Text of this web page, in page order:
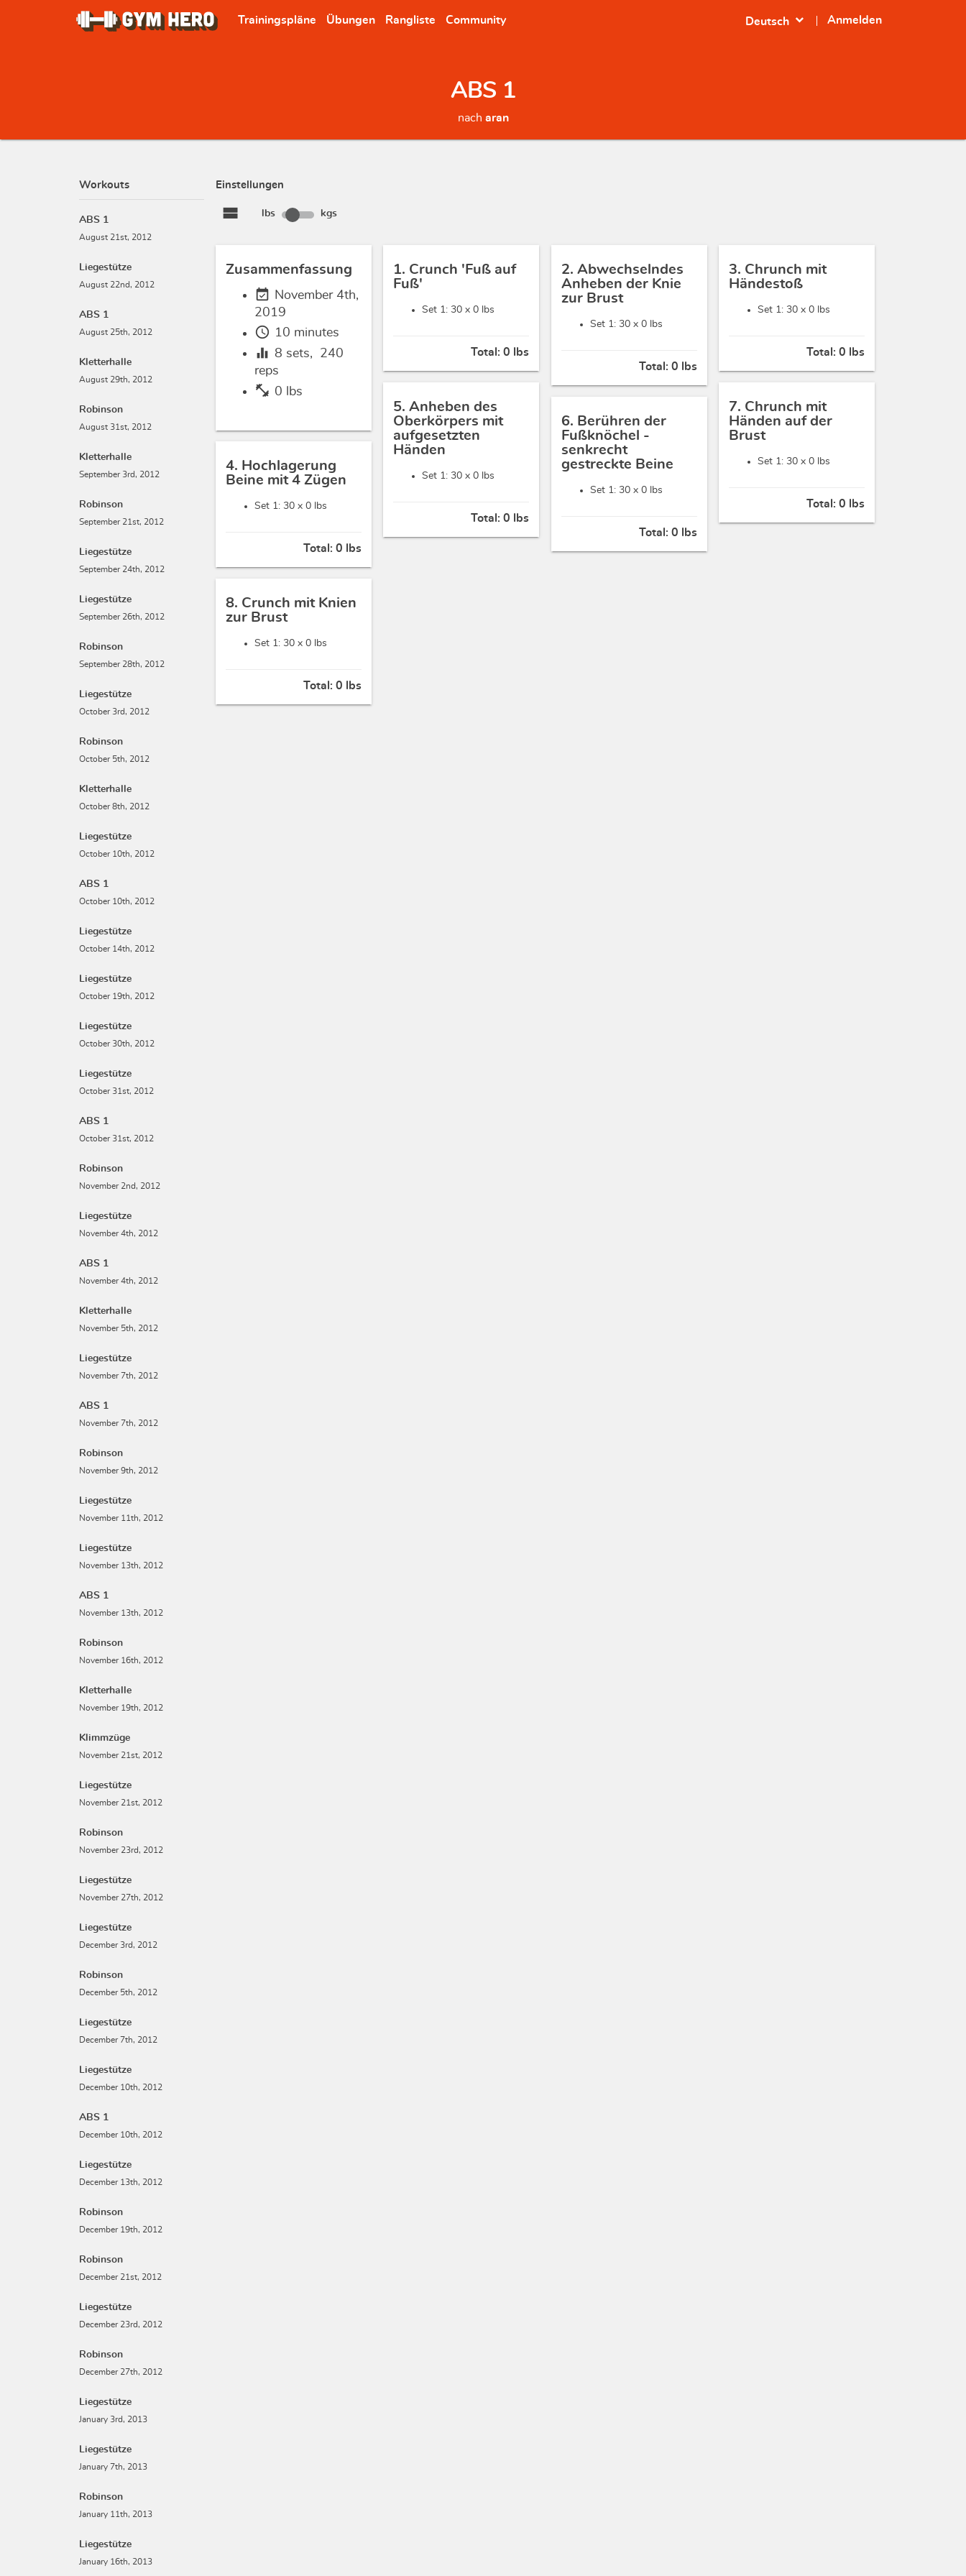
Trainingspläne Übungen Rangliste Community Anmelden
Deutsch expand_more
ABS 1
nach aran
Workouts
ABS 1
August 21st, 2012
Liegestütze
August 22nd, 2012
ABS 1
August 25th, 2012
Kletterhalle
August 29th, 2012
Robinson
August 31st, 2012
Kletterhalle
September 3rd, 2012
Robinson
September 21st, 2012
Liegestütze
September 24th, 2012
Liegestütze
September 26th, 2012
Robinson
September 28th, 2012
Liegestütze
October 3rd, 2012
Robinson
October 5th, 2012
Kletterhalle
October 8th, 2012
Liegestütze
October 10th, 2012
ABS 1
October 10th, 2012
Liegestütze
October 14th, 2012
Liegestütze
October 19th, 2012
Liegestütze
October 30th, 2012
Liegestütze
October 31st, 2012
ABS 1
October 31st, 2012
Robinson
November 2nd, 2012
Liegestütze
November 4th, 2012
ABS 1
November 4th, 2012
Kletterhalle
November 5th, 2012
Liegestütze
November 7th, 2012
ABS 1
November 7th, 2012
Robinson
November 9th, 2012
Liegestütze
November 11th, 2012
Liegestütze
November 13th, 2012
ABS 1
November 13th, 2012
Robinson
November 16th, 2012
Kletterhalle
November 19th, 2012
Klimmzüge
November 21st, 2012
Liegestütze
November 21st, 2012
Robinson
November 23rd, 2012
Liegestütze
November 27th, 2012
Liegestütze
December 3rd, 2012
Robinson
December 5th, 2012
Liegestütze
December 7th, 2012
Liegestütze
December 10th, 2012
ABS 1
December 10th, 2012
Liegestütze
December 13th, 2012
Robinson
December 19th, 2012
Robinson
December 21st, 2012
Liegestütze
December 23rd, 2012
Robinson
December 27th, 2012
Liegestütze
January 3rd, 2013
Liegestütze
January 7th, 2013
Robinson
January 11th, 2013
Liegestütze
January 16th, 2013
Einstellungen
view_stream lbs kgs
Zusammenfassung
event_available November 4th,
2019
schedule 10 minutes
equalizer 8 sets, 240
reps
fitness_center 0 lbs
1. Crunch 'Fuß auf
Fuß'
Set 1: 30 x 0 lbs
Total:0 lbs
2. Abwechselndes
Anheben der Knie
zur Brust
Set 1: 30 x 0 lbs
Total:0 lbs
3. Chrunch mit
Händestoß
Set 1: 30 x 0 lbs
Total:0 lbs
4. Hochlagerung
Beine mit 4 Zügen
Set 1: 30 x 0 lbs
Total:0 lbs
5. Anheben des
Oberkörpers mit
aufgesetzten
Händen
Set 1: 30 x 0 lbs
Total:0 lbs
6. Berühren der
Fußknöchel -
senkrecht
gestreckte Beine
Set 1: 30 x 0 lbs
Total:0 lbs
7. Chrunch mit
Händen auf der
Brust
Set 1: 30 x 0 lbs
Total:0 lbs
8. Crunch mit Knien
zur Brust
Set 1: 30 x 0 lbs
Total:0 lbs